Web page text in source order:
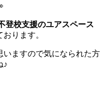
登校支援のユアスペース
ります。
ますので気になられた方
♪